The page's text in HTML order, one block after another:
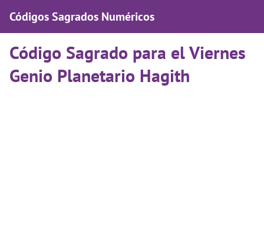
Códigos Sagrados Numéricos
Código Sagrado para el Viernes
Genio Planetario Hagith